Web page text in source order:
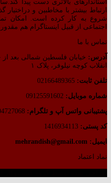
ارتباط بیشتر با مخاطبین و
شروع به کار کرده است. امکان
اجتماعی از قبیل اینستاگرام هم
تماس با ما
آدرس: خیابان فلسطین شمالی بعد از
انقلاب کوچه نیلوفر، پلاک ۱
تلفن ثابت:
شماره موبایل:
پشتیبانی واتس آپ و تلگرام:
کد پستی:
ایمیل: mehrandish@gmail.com
نماد اعتماد